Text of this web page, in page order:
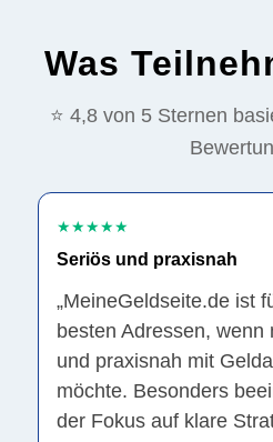
Was
⭐ 4,8 von 5 Sternen
★★★★★
Seriös und praxisnah
„MeineGeldseite.de ist
besten Adressen, wenn
und praxisnah mit
möchte. Besonders
der Fokus auf klare